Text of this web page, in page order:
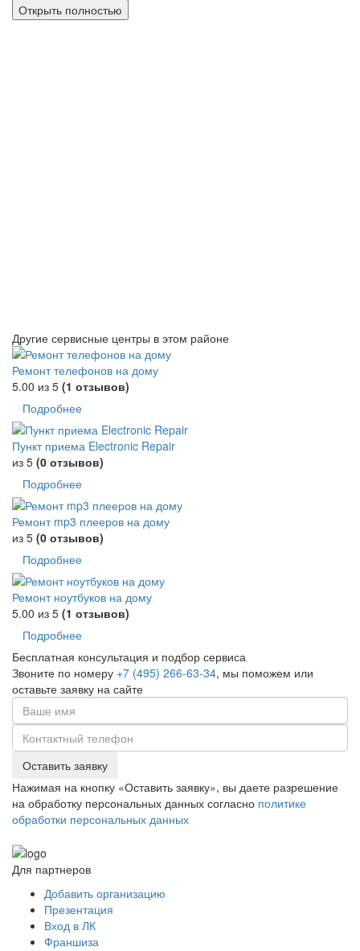
Открыть полностью
Другие сервисные центры в этом районе
Ремонт телефонов на дому
5.00 из 5 (1 отзывов)
Подробнее
Пункт приема Electronic Repair
из 5 (0 отзывов)
Подробнее
Ремонт mp3 плееров на дому
из 5 (0 отзывов)
Подробнее
Ремонт ноутбуков на дому
5.00 из 5 (1 отзывов)
Подробнее
Бесплатная консультация и подбор сервиса
Звоните по номеру +7 (495) 266-63-34, мы поможем или
оставьте заявку на сайте
Оставить заявку
Нажимая на кнопку «Оставить заявку», вы даете разрешение
на обработку персональных данных согласно политике
обработки персональных данных
Для партнеров
Добавить организацию
Презентация
Вход в ЛК
Франшиза